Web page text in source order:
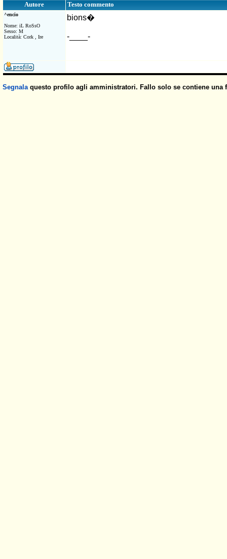
Autore Testo commento
^encio
Nome: iL RoSsO
Sesso: M
Località: Cork , Ire
bions�
-____-
Segnalaquesto profilo agli amministratori. Fallo solo se contiene una